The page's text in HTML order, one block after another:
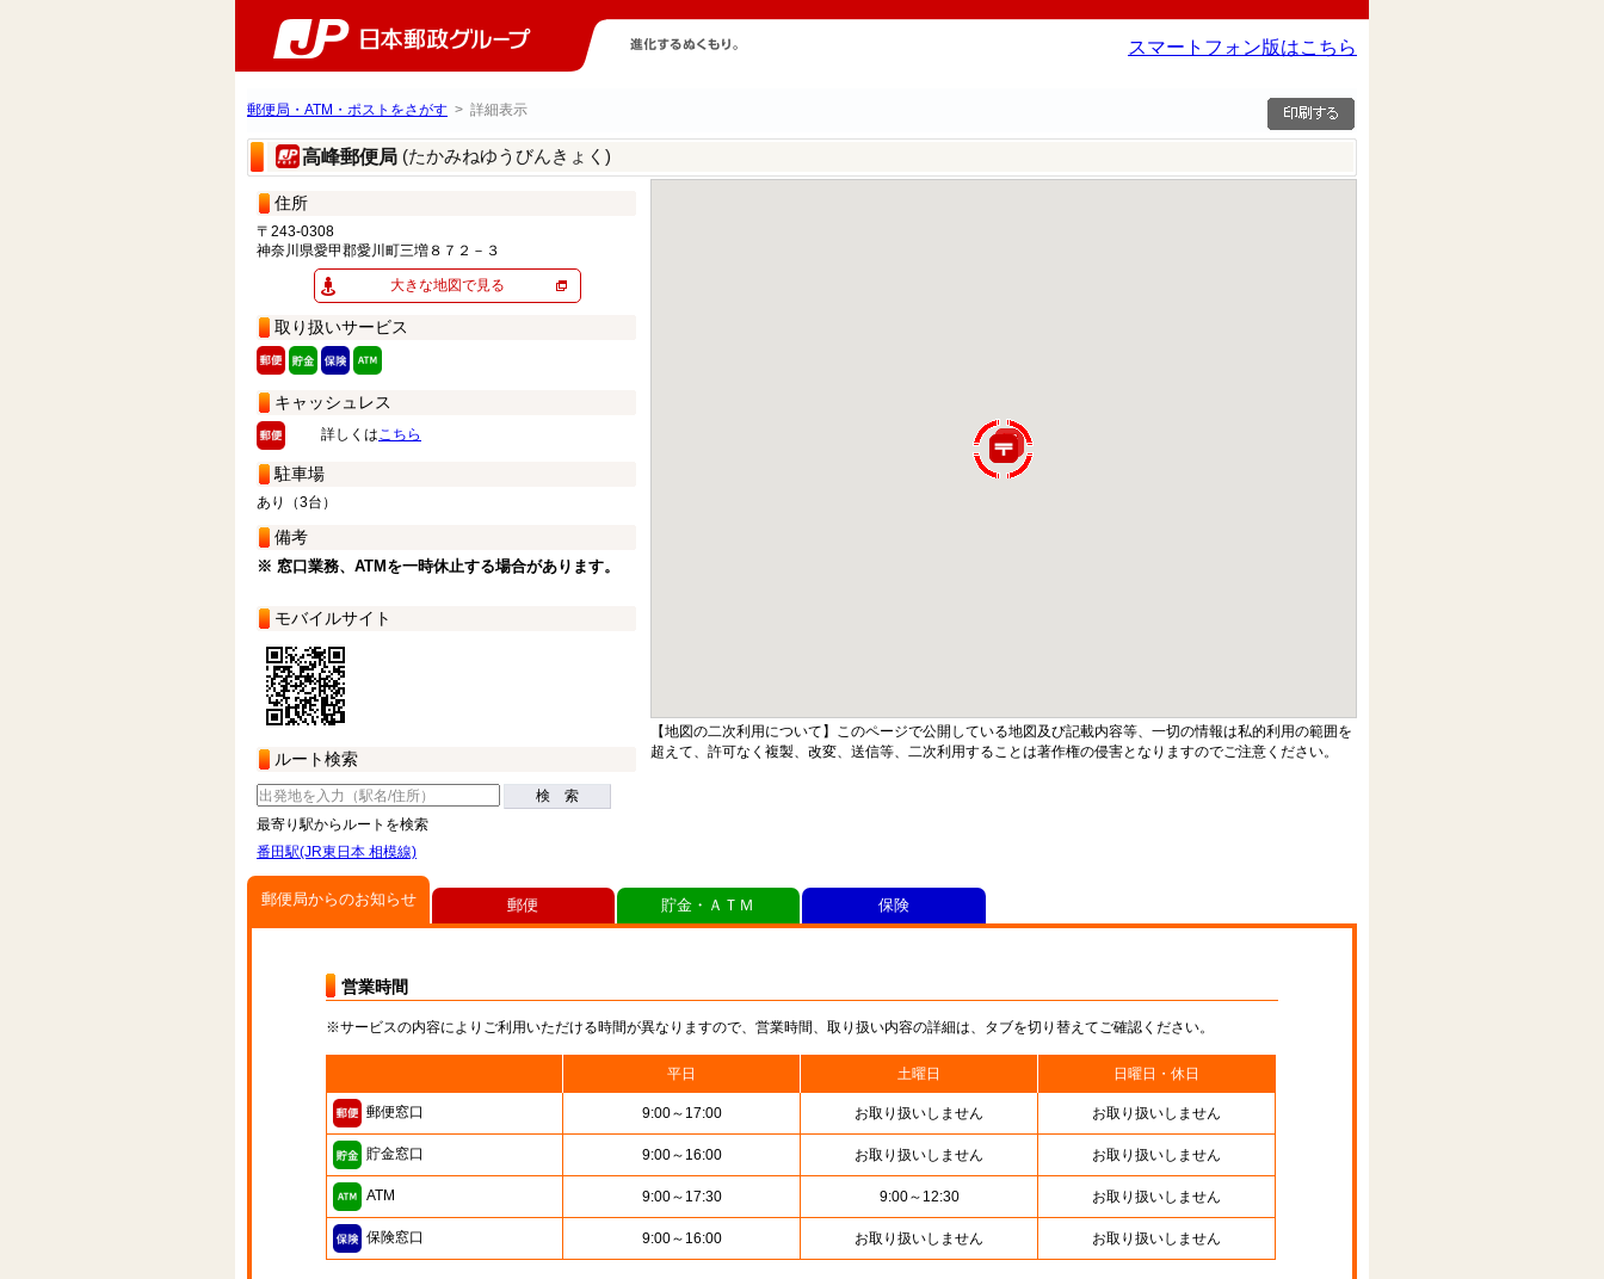
スマートフォン版はこちら
郵便局・ATM・ポストをさがす > 詳細表示
高峰郵便局 (たかみねゆうびんきょく)
住所
〒243-0308
神奈川県愛甲郡愛川町三増８７２－３
大きな地図で見る
取り扱いサービス
キャッシュレス
詳しくはこちら
駐車場
あり（3台）
備考
※ 窓口業務、ATMを一時休止する場合があります。
モバイルサイト
ルート検索
検 索
最寄り駅からルートを検索
番田駅(JR東日本 相模線)
【地図の二次利用について】このページで公開している地図及び記載内容等、一切の情報は私的利用の範囲を
超えて、許可なく複製、改変、送信等、二次利用することは著作権の侵害となりますのでご注意ください。
郵便局からのお知らせ
営業時間
※サービスの内容によりご利用いただける時間が異なりますので、営業時間、取り扱い内容の詳細は、タブを切り替えてご確認ください。
平日 土曜日 日曜日・休日
郵便窓口 9:00～17:00 お取り扱いしません お取り扱いしません
貯金窓口 9:00～16:00 お取り扱いしません お取り扱いしません
ATM 9:00～17:30 9:00～12:30 お取り扱いしません
保険窓口 9:00～16:00 お取り扱いしません お取り扱いしません
郵便 貯金・ＡＴＭ 保険